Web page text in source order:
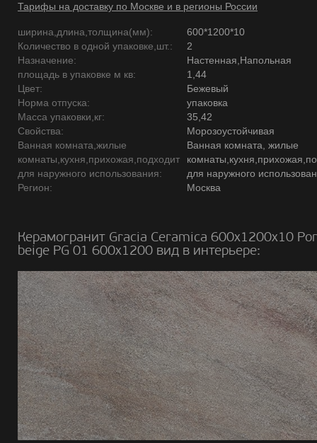
Тарифы на доставку по Москве и в регионы России
ширина,длина,толщина(мм):
600*1200*10
Количество в одной упаковке,шт.:
2
Назначение:
Настенная,Напольная
площадь в упаковке м кв:
1,44
Цвет:
Бежевый
Норма отпуска:
упаковка
Масса упаковки,кг:
35,42
Свойства:
Морозоустойчивая
Ванная комната,жилые
комнаты,кухня,прихожая,подходит
для наружного использования:
Ванная комната, жилые
для наружного
Регион:
Москва
Керамогранит Gracia Ceramica 600х1200х10
beige PG 01 600х1200 вид в интерьере: